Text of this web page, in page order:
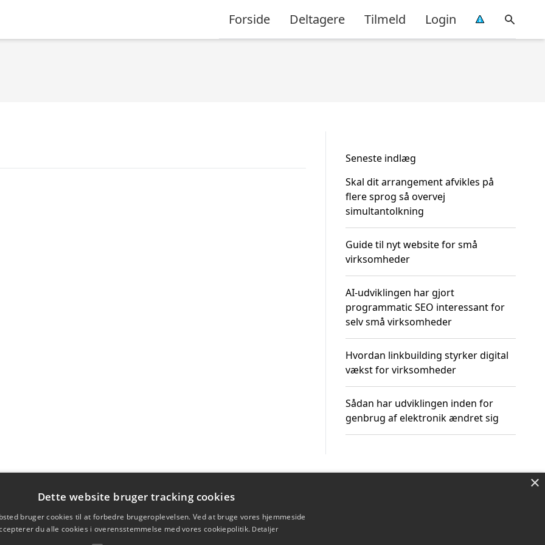
Forside Deltagere Tilmeld Login
Seneste indlæg
Skal dit arrangement afvikles på
flere sprog så overvej
simultantolkning
Guide til nyt website for små
virksomheder
AI-udviklingen har gjort
programmatic SEO interessant for
selv små virksomheder
Hvordan linkbuilding styrker digital
vækst for virksomheder
Sådan har udviklingen inden for
genbrug af elektronik ændret sig
×
Dette website bruger tracking cookies
bruger cookies til at forbedre brugeroplevelsen. Ved at bruge vores hjemmeside
du alle cookies i overensstemmelse med vores cookiepolitik. Detaljer